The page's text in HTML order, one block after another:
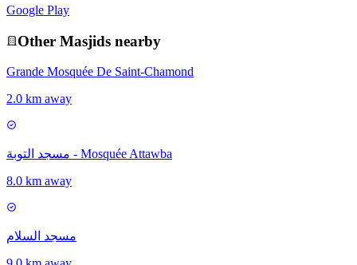
Google Play
Other Masjids nearby
Grande Mosquée De Saint-Chamond
2.0 km away
مسجد التوبة - Mosquée Attawba
8.0 km away
مسجد السلام